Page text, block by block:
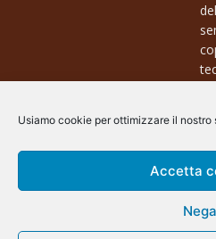
Usiamo cookie per ottimizzare il
Accetta
Nega